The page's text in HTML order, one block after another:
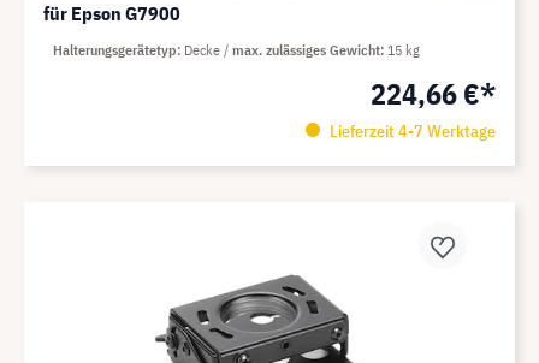
für Epson G7900
224,66 €*
Lieferzeit 4-7 Werktage
Halterungsgerätetyp Decke max. zulässiges Gewicht 15 kg